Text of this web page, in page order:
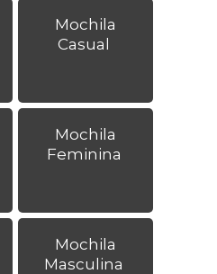
Mochila
Casual
Mochila
Feminina
Mochila
Masculina